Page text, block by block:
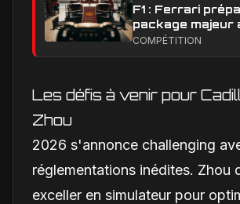
F1 : Ferrari
package majeur
Barcelone, un
COMPÉTITION
Les défis à venir pour
Zhou
2026 s'annonce challenging
réglementations inédites. Zhou
exceller en simulateur pour